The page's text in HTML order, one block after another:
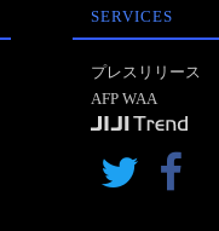
SERVICES
プレスリリース
AFP WAA